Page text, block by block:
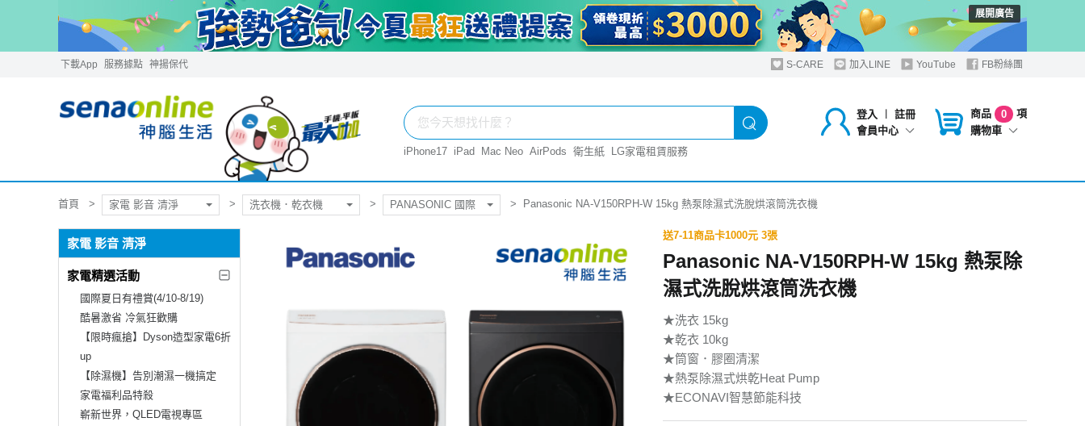
展開廣告
下載App 服務據點 神揚保代 S-CARE 加入LINE YouTube FB粉絲團
登入 ︱
註冊
會員中心
商品 0
項
購物車
iPhone17 iPad Mac Neo AirPods 衛生紙 LG家電租賃服務
首頁 家電 影音 清淨 洗衣機．乾衣機 PANASONIC 國際 Panasonic NA-V150RPH-W 15kg 熱泵除濕式洗脫烘滾筒洗衣機
家電 影音 清淨
家電精選活動
國際夏日有禮賞(4/10-8/19)
酷暑激省 冷氣狂歡購
【限時瘋搶】Dyson造型家電6折
up
【除濕機】告別潮濕一機搞定
家電福利品特殺
嶄新世界，QLED電視專區
送7-11商品卡1000元 3張
Panasonic NA-V150RPH-W 15kg 熱泵除
濕式洗脫烘滾筒洗衣機
★洗衣 15kg
★乾衣 10kg
★筒窗．膠圈清潔
★熱泵除濕式烘乾Heat Pump
★ECONAVI智慧節能科技